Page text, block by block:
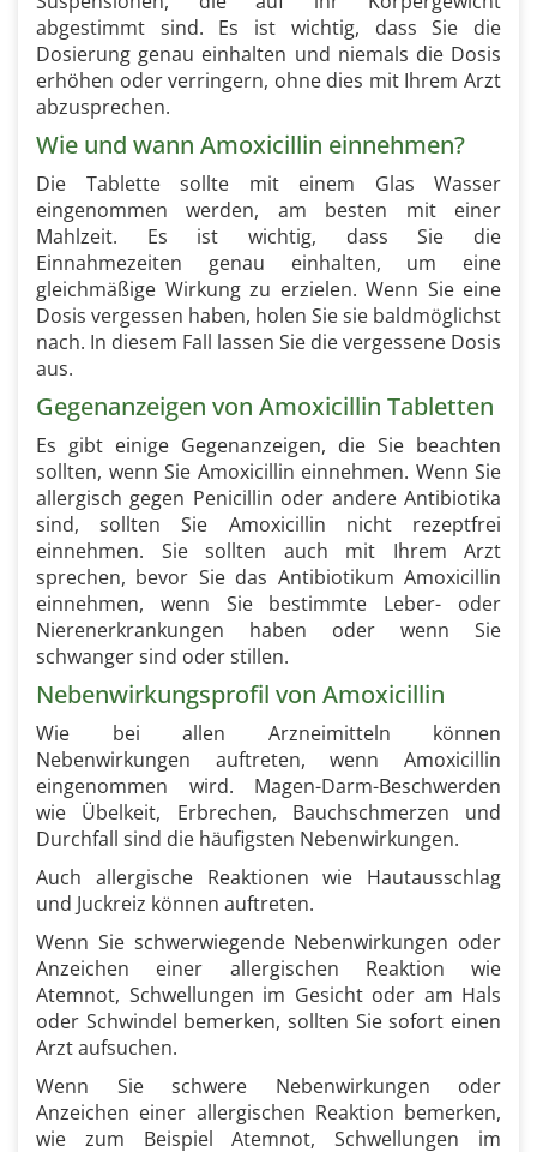
abgestimmt sind. Es ist wichtig, dass Sie die
Dosierung genau einhalten und niemals die Dosis
erhöhen oder verringern, ohne dies mit Ihrem Arzt
abzusprechen.
Wie und wann Amoxicillin einnehmen?
Die Tablette sollte mit einem Glas Wasser
eingenommen werden, am besten mit einer
Mahlzeit. Es ist wichtig, dass Sie die
Einnahmezeiten genau einhalten, um eine
gleichmäßige Wirkung zu erzielen. Wenn Sie eine
Dosis vergessen haben, holen Sie sie baldmöglichst
nach. In diesem Fall lassen Sie die vergessene Dosis
aus.
Gegenanzeigen von Amoxicillin Tabletten
Es gibt einige Gegenanzeigen, die Sie beachten
sollten, wenn Sie Amoxicillin einnehmen. Wenn Sie
allergisch gegen Penicillin oder andere Antibiotika
sind, sollten Sie Amoxicillin nicht rezeptfrei
einnehmen. Sie sollten auch mit Ihrem Arzt
sprechen, bevor Sie das Antibiotikum Amoxicillin
einnehmen, wenn Sie bestimmte Leber- oder
Nierenerkrankungen haben oder wenn Sie
schwanger sind oder stillen.
Nebenwirkungsprofil von Amoxicillin
Wie bei allen Arzneimitteln können
Nebenwirkungen auftreten, wenn Amoxicillin
eingenommen wird. Magen-Darm-Beschwerden
wie Übelkeit, Erbrechen, Bauchschmerzen und
Durchfall sind die häufigsten Nebenwirkungen.
Auch allergische Reaktionen wie Hautausschlag
und Juckreiz können auftreten.
Wenn Sie schwerwiegende Nebenwirkungen oder
Anzeichen einer allergischen Reaktion wie
Atemnot, Schwellungen im Gesicht oder am Hals
oder Schwindel bemerken, sollten Sie sofort einen
Arzt aufsuchen.
Wenn Sie schwere Nebenwirkungen oder
Anzeichen einer allergischen Reaktion bemerken,
wie zum Beispiel Atemnot, Schwellungen im